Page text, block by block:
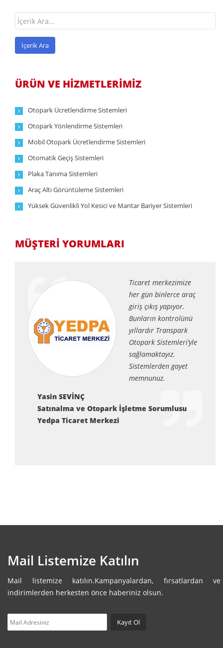
ÜRÜN VE HİZMETLERİMİZ
Otopark Ücretlendirme Sistemleri
Otopark Yönlendirme Sistemleri
Mobil Otopark Ücretlendirme Sistemleri
Otomatik Geçiş Sistemleri
Plaka Tanıma Sistemleri
Araç Altı Görüntüleme Sistemleri
Yüksek Güvenlikli Yol Kesici ve Mantar Bariyer Sistemleri
MÜŞTERİ YORUMLARI
Ticaret merkezimize
her gün binlerce araç
giriş çıkış yapıyor.
Bunların kontrolünü
yıllardır Transpark
Otopark Sistemleri’yle
sağlamaktayız.
Sistemlerden gayet
memnunuz.
Yasin SEVİNÇ
Satınalma ve Otopark İşletme Sorumlusu
Yedpa Ticaret Merkezi
Mail Listemize Katılın
Mail listemize katılın.Kampanyalardan, fırsatlardan ve
indirimlerden herkesten önce haberiniz olsun.